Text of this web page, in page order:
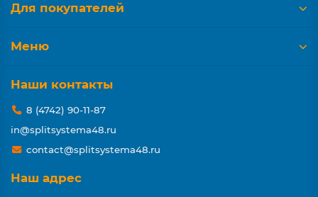
Для покупателей
Меню
Наши контакты
8 (4742) 90-11-87
in@splitsystema48.ru
contact@splitsystema48.ru
Наш адрес